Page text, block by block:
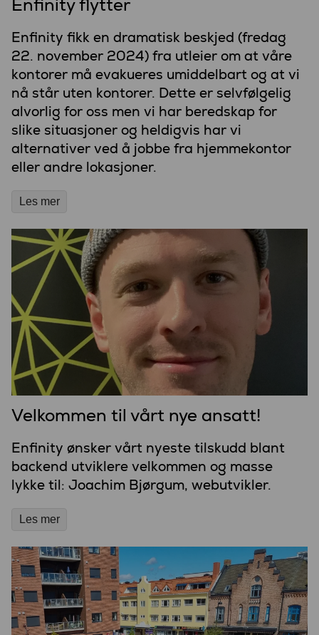
Enfinity flytter
Enfinity fikk en dramatisk beskjed (fredag
22. november 2024) fra utleier om at våre
kontorer må evakueres umiddelbart og at vi
nå står uten kontorer. Dette er selvfølgelig
alvorlig for oss men vi har beredskap for
slike situasjoner og heldigvis har vi
alternativer ved å jobbe fra hjemmekontor
eller andre lokasjoner.
Les mer
Velkommen til vårt nye ansatt!
Enfinity ønsker vårt nyeste tilskudd blant
backend utviklere velkommen og masse
lykke til: Joachim Bjørgum, webutvikler.
Les mer